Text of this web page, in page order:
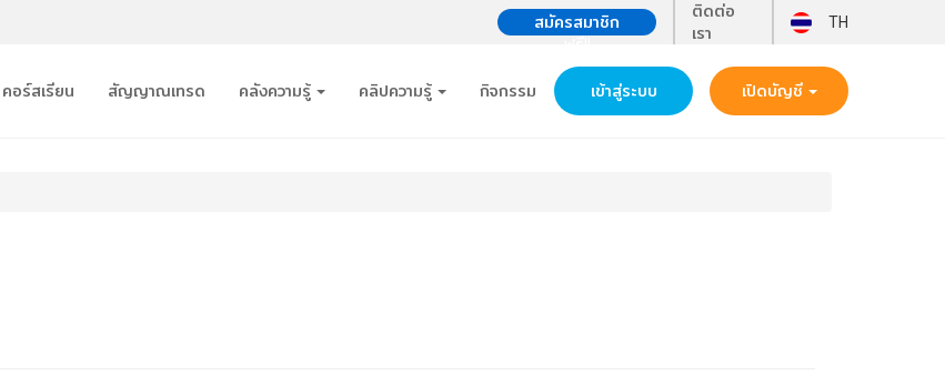
สมัครสมาชิก
ติดต่อ
เรา
TH
คอร์สเรียน สัญญาณเทรด คลังความรู้ คลิปความรู้ กิจกรรม เข้าสู่ระบบ เปิดบัญชี